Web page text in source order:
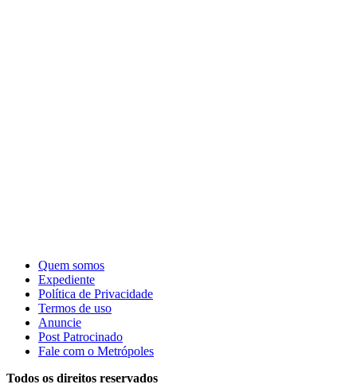
Quem somos
Expediente
Política de Privacidade
Termos de uso
Anuncie
Post Patrocinado
Fale com o Metrópoles
Todos os direitos reservados